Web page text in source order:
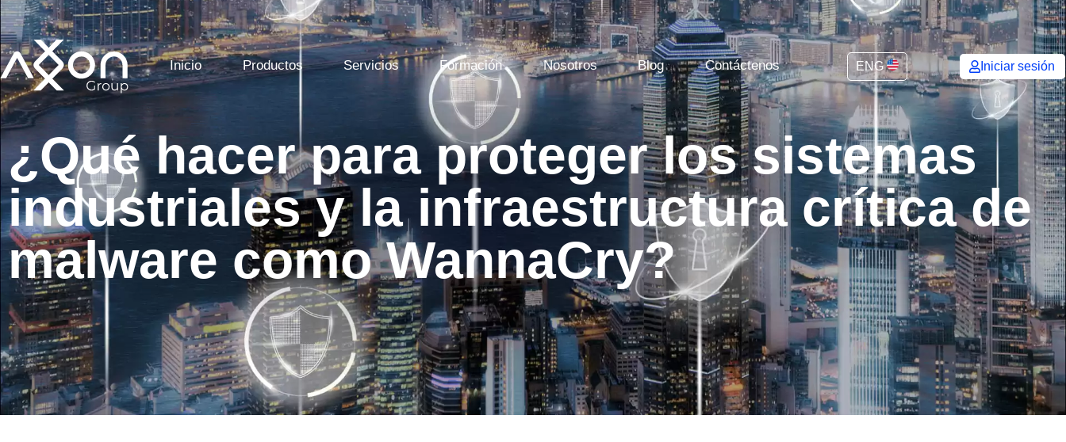
Inicio Productos Servicios Formación Nosotros Blog Contáctenos ENG Iniciar sesión
¿Qué hacer para proteger los sistemas
industriales y la infraestructura crítica de
malware como WannaCry?